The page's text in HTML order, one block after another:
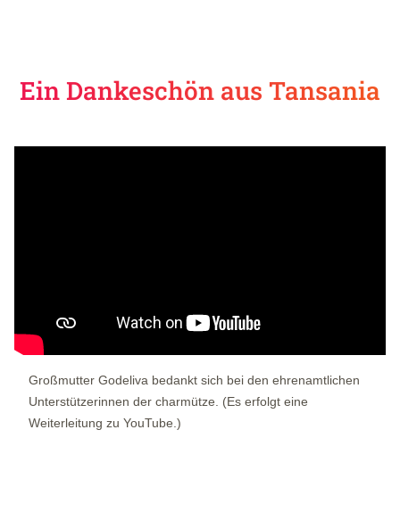
Ein Dankeschön aus Tansania
Großmutter Godeliva bedankt sich bei den ehrenamtlichen
Unterstützerinnen der charmütze. (Es erfolgt eine
Weiterleitung zu YouTube.)